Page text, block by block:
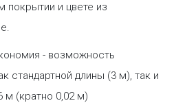
покрытии и цвете из
- возможность
стандартной длины (3 м), так и
м (кратно 0,02 м)